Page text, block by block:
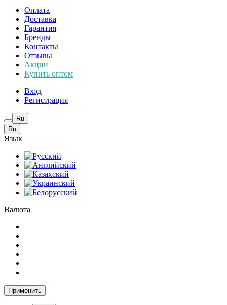
Оплата
Доставка
Гарантия
Бренды
Контакты
Отзывы
Акции
Купить оптом
Вход
Регистрация
Ru
Ru
Язык
Валюта
Применить